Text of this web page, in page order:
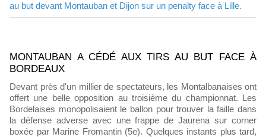
au but devant Montauban et Dijon sur un penalty face à Lille.
MONTAUBAN A CÉDÉ AUX TIRS AU BUT FACE À
BORDEAUX
Devant près d'un millier de spectateurs, les Montalbanaises ont
offert une belle opposition au troisième du championnat. Les
Bordelaises monopolisaient le ballon pour trouver la faille dans
la défense adverse avec une frappe de Jaurena sur corner
boxée par Marine Fromantin (5e). Quelques instants plus tard,